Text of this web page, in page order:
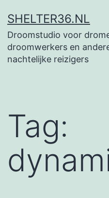
naar
de
inhoud
SHELTER36.NL
Droomstudio voor
droomwerkers en
nachtelijke reizigers
Tag: